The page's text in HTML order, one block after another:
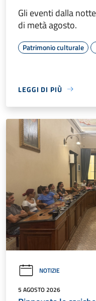
Gli eventi dalla
di metà agosto.
Patrimonio culturale
LEGGI DI PIÙ
NOTIZIE
5 AGOSTO 2026